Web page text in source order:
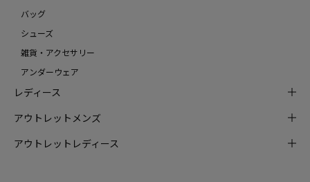
バッグ
シューズ
雑貨・アクセサリー
アンダーウェア
レディース
アウトレットメンズ
アウトレットレディース